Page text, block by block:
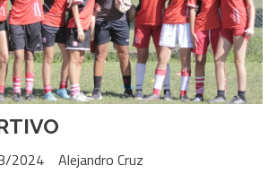
Alejandro Cruz
2024